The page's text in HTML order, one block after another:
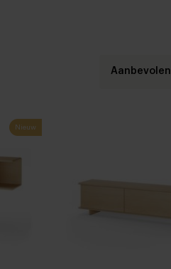
Aanbevolen
Nieuw